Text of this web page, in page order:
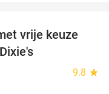
15%
vrije keuze
9.8 star